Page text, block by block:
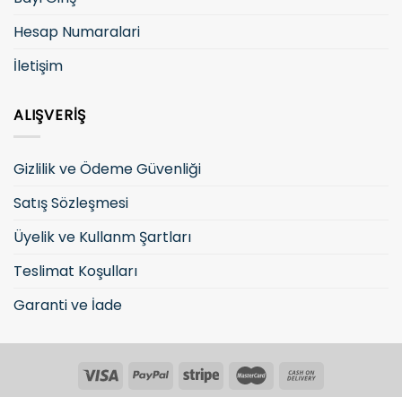
Hesap Numaralari
İletişim
ALIŞVERIŞ
Gizlilik ve Ödeme Güvenliği
Satış Sözleşmesi
Üyelik ve Kullanm Şartları
Teslimat Koşulları
Garanti ve İade